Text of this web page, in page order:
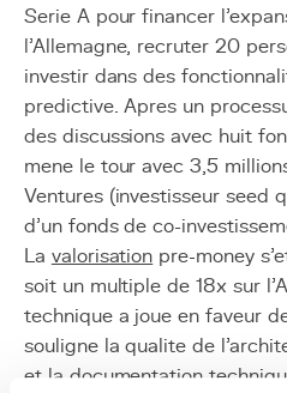
Serie A pour financer
l'Allemagne, recruter 20
investir dans des
predictive. Apres un
des discussions avec huit
mene le tour avec 3,5
Ventures (investisseur seed
d'un fonds de co-
La valorisation pre-money
soit un multiple de 18x sur
technique a joue en faveur
souligne la qualite de
et la documentation